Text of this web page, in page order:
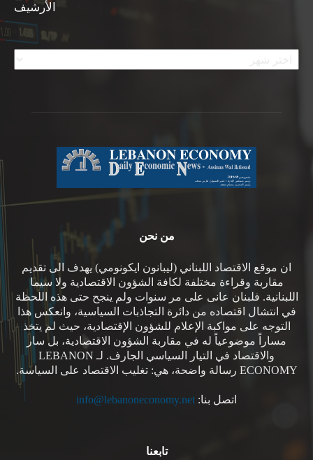
الأرشيف
الأرشيف
من نحن
ان موقع الاقتصاد اللبناني (ليبانون ايكونومي) يهدف الى تقديم
مقاربة وقراءة مختلفة لكافة الشؤون الاقتصادية ولا سيما
اللبنانية. فلبنان عانى على مر سنوات ولم ينجح حتى هذه اللحظة
في انتشال اقتصاده من دائرة التجاذبات السياسية، وانعكس هذا
التوجه على مواكبة الإعلام للشؤون الإقتصادية، حيث لم يتخذ
مساراً موضوعياً له في مقاربة الشؤون الاقتصادية، بل سار
والاقتصاد في التيار السياسي الجارف. لـ LEBANON
ECONOMY رسالة واضحة، هي: تغليب الاقتصاد على السياسة.
اتصل بنا: info@lebanoneconomy.net
تابعنا